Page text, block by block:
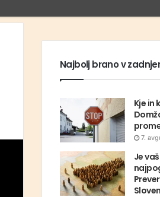
Najbolj brano v
Kje in
7.
Je